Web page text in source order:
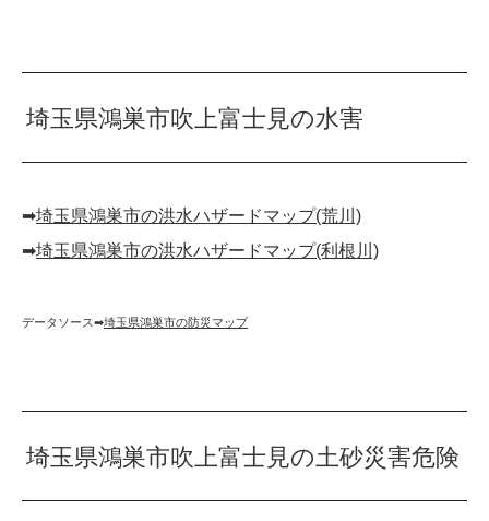
埼玉県鴻巣市吹上富士見の水害
➡︎埼玉県鴻巣市の洪水ハザードマップ(荒川)
➡︎埼玉県鴻巣市の洪水ハザードマップ(利根川)
データソース➡︎埼玉県鴻巣市の防災マップ
埼玉県鴻巣市吹上富士見の土砂災害危険